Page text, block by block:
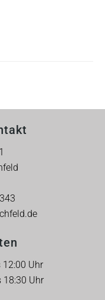
Uhr
Uhr